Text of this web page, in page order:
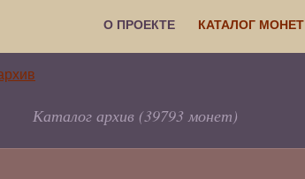
О ПРОЕКТЕ КАТАЛОГ МОНЕТ
Каталог архив (39793 монет)